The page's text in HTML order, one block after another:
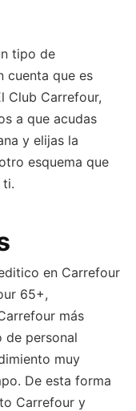
tipo de
cuenta que es
Club Carrefour,
a que acudas
y elijas la
esquema que
ti.
en Carrefour
65+,
más
de personal
muy
De esta forma
Carrefour y